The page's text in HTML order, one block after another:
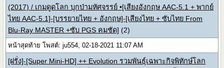
(2017) / เกมดูดโลก บุกป่ามหัศจรรย์ •[เสียงอังกฤษ AAC-5.1 + พากย์
ไทย AAC-5.1]-[บรรยายไทย + อังกฤษ]-[เสียงไทย + ซับไทย From
Blu-Ray MASTER +ซับ PGS คมชัด] (2)
หน้าสุดท้าย โพสต์: ju554, 02-18-2021 11:07 AM
[ฝรั่ง]-[Super Mini-HD] ++ Evolution รวมพันธุ์เฉพาะกิจพิทักษ์โลก